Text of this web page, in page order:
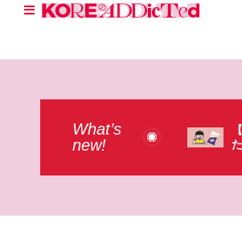
What’s
new!
国人も“駄菓子”が大好きだっ
】お土産に選ばれるものが意外過